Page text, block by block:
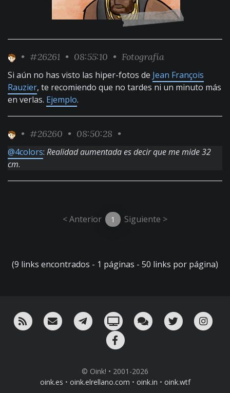
• #26261 • 08:55:10 • Fotografía
Si aún no has visto las hiper-fotos de Jean François
Rauzier, te recomiendo que no tardes ni un minuto más
en verlas. Ejemplo.
• #26260 • 08:50:28 •
@4colors: Realidad aumentada es decir que me mide 32
cm.
< Anterior 1 Siguiente >
(9 links encontrados - 1 páginas - 50 links por página)
RSS ¡Mándame un email!¡Nuestro canal en Telegram!
Oink! TV Charla con nosotros
Twitter
© Oink! • 2001-2026
oink.es • oink.elrellano.com • oink.in • oink.wtf